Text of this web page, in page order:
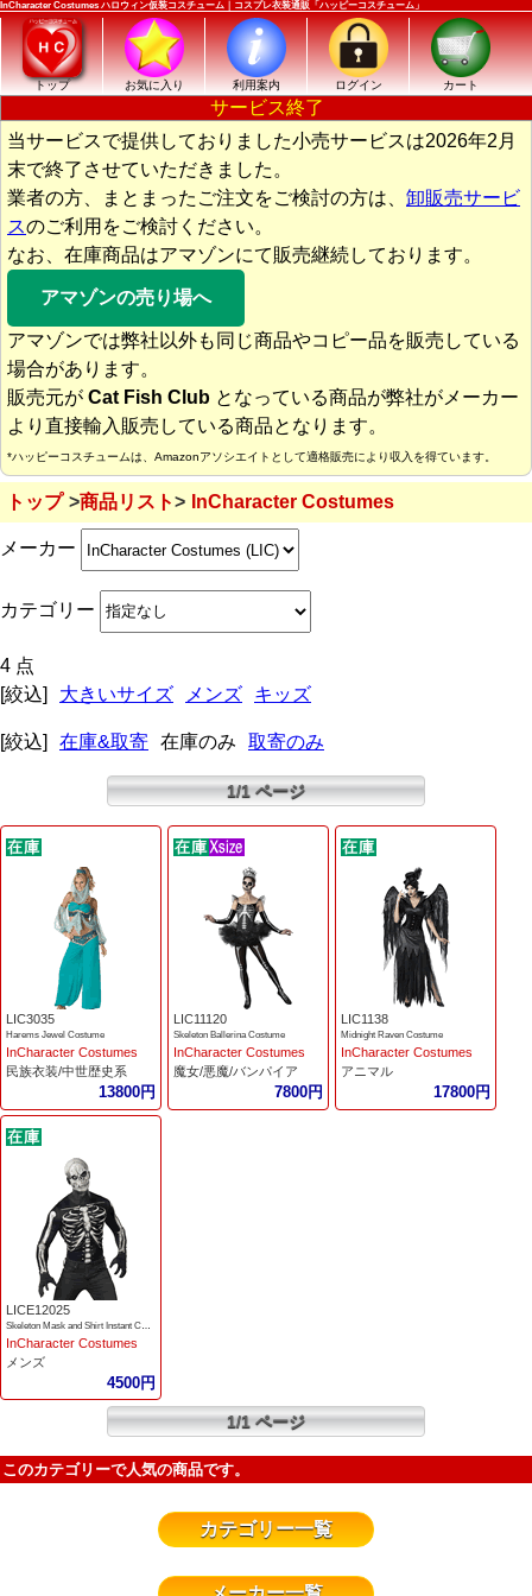
InCharacter Costumes ハロウィン仮装コスチューム｜コスプレ衣装通販「ハッピーコスチューム」
トップ お気に入り 利用案内 ログイン カート
サービス終了
当サービスで提供しておりました小売サービスは2026年2月
末で終了させていただきました。
業者の方、まとまったご注文をご検討の方は、 卸販売サービ
スのご利用をご検討ください。
なお、在庫商品はアマゾンにて販売継続しております。
アマゾンの売り場へ
アマゾンでは弊社以外も同じ商品やコピー品を販売している
場合があります。
販売元が Cat Fish Club となっている商品が弊社がメーカー
より直接輸入販売している商品となります。
*ハッピーコスチュームは、Amazonアソシエイトとして適格販売により収入を得ています。
トップ 商品リスト InCharacter Costumes
メーカー
カテゴリー
4 点
[絞込]
大きいサイズ メンズ キッズ
[絞込] 在庫&取寄 在庫のみ 取寄のみ
1/1 ページ
LIC3035
Harems Jewel Costume
InCharacter Costumes
民族衣装/中世歴史系
13800円
LIC11120
Skeleton Ballerina Costume
InCharacter Costumes
魔女/悪魔/バンパイア
7800円
LIC1138
Midnight Raven Costume
InCharacter Costumes
アニマル
17800円
LICE12025
Skeleton Mask and Shirt Instant Costume
InCharacter Costumes
メンズ
4500円
1/1 ページ
このカテゴリーで人気の商品です。
カテゴリー一覧